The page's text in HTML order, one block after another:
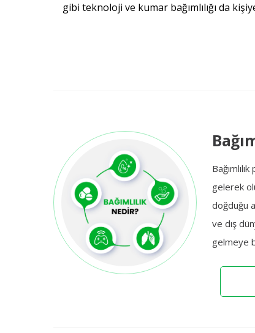
gibi teknoloji ve kumar bağımlılığı da
gelerek
doğduğu
ve dış
gelmeye